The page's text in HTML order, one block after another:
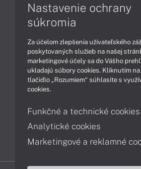
Ako nakupovať
Možnosti
Podpora a servis
Servisné služby
Kontakty
Diagnostiky online
TeamViewer
Nastavenie ochrany
súkromia
Za účelom zlepšenia užívateľského
poskytovaných služieb na našej
marketingové účely sa do Vášho
ukladajú súbory cookies. Kliknutím na
tlačidlo „Rozumiem“ súhlasíte s
cookies.
Funkčné a technické cookies
Analytické cookies
Marketingové a reklamné